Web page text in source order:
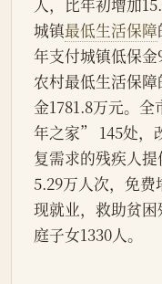
人，比年初增加
城镇最低生活保障
年支付城镇低保
农村最低生活保
金1781.8万元。
年之家” 145处，
复需求的残疾人
5.29万人次，免费
现就业，救助贫
庭子女1330人。